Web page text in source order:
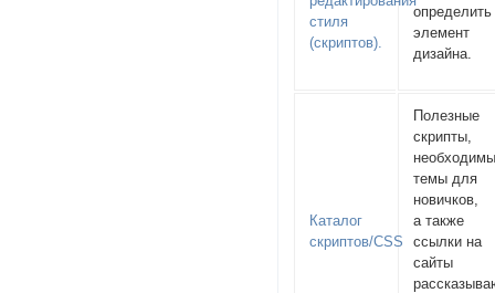
стиля
(скриптов).
определить
элемент
дизайна.
Каталог
скриптов/CSS
Полезные
скрипты,
темы для
новичков,
а также
ссылки на
сайты